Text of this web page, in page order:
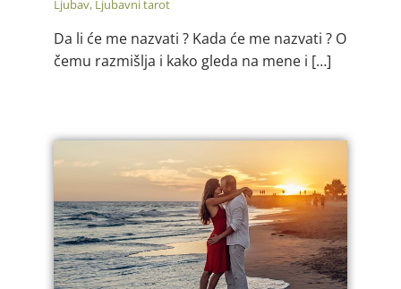
Ljubav, Ljubavni tarot
Da li će me nazvati ? Kada će me nazvati ? O
čemu razmišlja i kako gleda na mene i […]